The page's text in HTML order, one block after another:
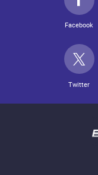
Facebook
Twitter